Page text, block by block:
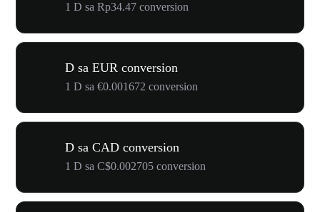
1 D sa Rp34.47 conversion
D sa EUR conversion
1 D sa €0.001672 conversion
D sa CAD conversion
1 D sa C$0.002705 conversion